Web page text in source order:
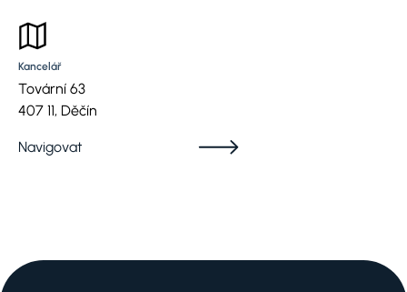
Kancelář
Tovární 63
407 11, Děčín
Navigovat